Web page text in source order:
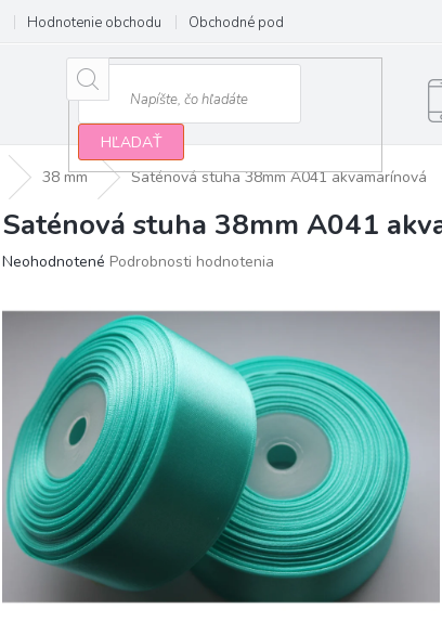
Hodnotenie obchodu Obchodné podmienky
HĽADAŤ
38 mm Saténová stuha 38mm A041 akvamarínová
Saténová stuha 38mm A041
Priemerné
hviezdičiek.
Neohodnotené Podrobnosti hodnotenia